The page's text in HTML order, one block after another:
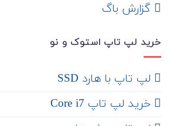
‌ گزارش باگ
خرید لپ تاپ استوک و نو
لپ تاپ با هارد SSD
خرید لپ تاپ Core i7